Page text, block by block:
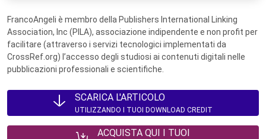
FrancoAngeli è membro della Publishers International Linking
Association, Inc (PILA), associazione indipendente e non profit per
facilitare (attraverso i servizi tecnologici implementati da
CrossRef.org) l’accesso degli studiosi ai contenuti digitali nelle
pubblicazioni professionali e scientifiche.
SCARICA L'ARTICOLO
UTILIZZANDO I TUOI DOWNLOAD CREDIT
ACQUISTA QUI I TUOI